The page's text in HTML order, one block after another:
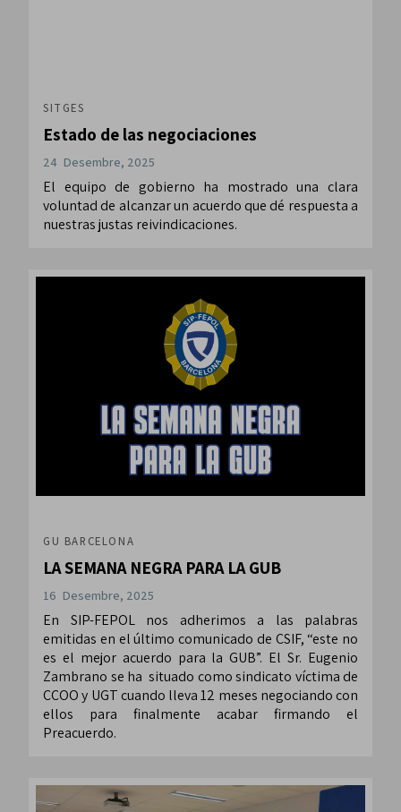
SITGES
Estado de las negociaciones
24 Desembre, 2025
El equipo de gobierno ha mostrado una clara
voluntad de alcanzar un acuerdo que dé respuesta a
nuestras justas reivindicaciones.
GU BARCELONA
LA SEMANA NEGRA PARA LA GUB
16 Desembre, 2025
En SIP-FEPOL nos adherimos a las palabras
emitidas en el último comunicado de CSIF, “este no
es el mejor acuerdo para la GUB”. El Sr. Eugenio
Zambrano se ha situado como sindicato víctima de
CCOO y UGT cuando lleva 12 meses negociando con
ellos para finalmente acabar firmando el
Preacuerdo.